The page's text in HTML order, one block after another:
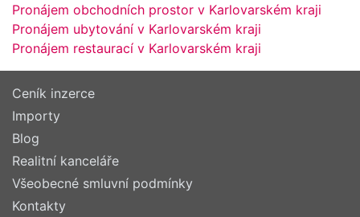
Pronájem obchodních prostor v Karlovarském kraji
Pronájem ubytování v Karlovarském kraji
Pronájem restaurací v Karlovarském kraji
Ceník inzerce
Importy
Blog
Realitní kanceláře
Všeobecné smluvní podmínky
Kontakty